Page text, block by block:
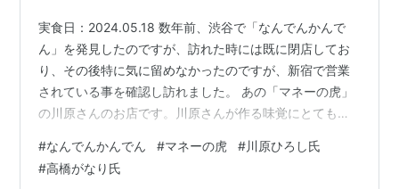
実食日：2024.05.18 数年前、渋谷で「なんでんかんで
ん」を発見したのですが、訪れた時には既に閉店してお
り、その後特に気に留めなかったのですが、新宿で営業
されている事を確認し訪れました。 あの「マネーの虎」
の川原さんのお店です。川原さんが作る味覚にとても興
味いラーメン店はチャーシューが率先して美味しいと言
う事に気付きその店のバロメーターはチャーシューにあ
#なんでんかんでん #マネーの虎 #川原ひろし氏
#高橋がなり氏